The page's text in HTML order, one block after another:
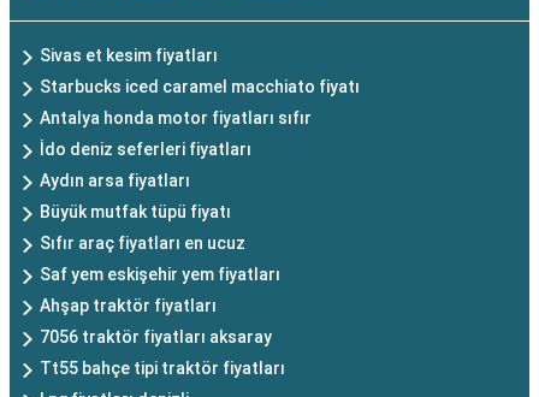
Sivas et kesim fiyatları
Starbucks iced caramel macchiato fiyatı
Antalya honda motor fiyatları sıfır
İdo deniz seferleri fiyatları
Aydın arsa fiyatları
Büyük mutfak tüpü fiyatı
Sıfır araç fiyatları en ucuz
Saf yem eskişehir yem fiyatları
Ahşap traktör fiyatları
7056 traktör fiyatları aksaray
Tt55 bahçe tipi traktör fiyatları